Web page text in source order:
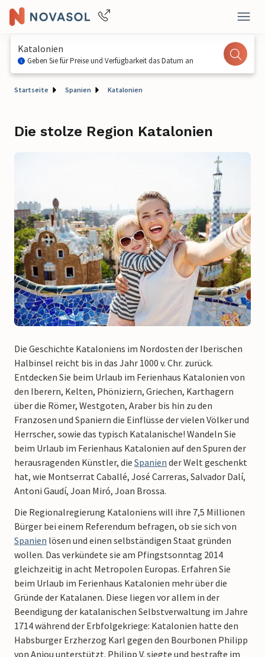
Katalonien
Geben Sie für Preise und Verfügbarkeit das Datum an
Startseite Spanien Katalonien
Die stolze Region Katalonien
Die Geschichte Kataloniens im Nordosten der Iberischen
Halbinsel reicht bis in das Jahr 1000 v. Chr. zurück.
Entdecken Sie beim Urlaub im Ferienhaus Katalonien von
den Iberern, Kelten, Phöniziern, Griechen, Karthagern
über die Römer, Westgoten, Araber bis hin zu den
Franzosen und Spaniern die Einflüsse der vielen Völker und
Herrscher, sowie das typisch Katalanische! Wandeln Sie
beim Urlaub im Ferienhaus Katalonien auf den Spuren der
herausragenden Künstler, die Spanien der Welt geschenkt
hat, wie Montserrat Caballé, José Carreras, Salvador Dalí,
Antoni Gaudí, Joan Miró, Joan Brossa.
Die Regionalregierung Kataloniens will ihre 7,5 Millionen
Bürger bei einem Referendum befragen, ob sie sich von
Spanien lösen und einen selbständigen Staat gründen
wollen. Das verkündete sie am Pfingstsonntag 2014
gleichzeitig in acht Metropolen Europas. Erfahren Sie
beim Urlaub im Ferienhaus Katalonien mehr über die
Gründe der Katalanen. Diese liegen vor allem in der
Beendigung der katalanischen Selbstverwaltung im Jahre
1714 während der Erbfolgekriege: Katalonien hatte den
Habsburger Erzherzog Karl gegen den Bourbonen Philipp
von Anjou unterstützt. Philipp V. siegte und bestrafte im